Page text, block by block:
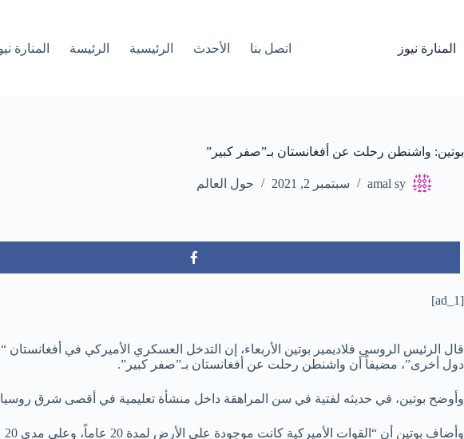
المنارة نيوز اتصل بنا الأحدث الرئيسية الرئیسة المنارة
بوتين: واشنطن رحلت عن أفغانستان بـ”صفر كبير”
amal sy سبتمبر 2, 2021 حول العالم
[ad_1]
قال الرئيس الروسي فلاديمير بوتين الأربعاء، إن التدخل العسكري الأميركي في
دول أخرى”، مضيفاً أن واشنطن رحلت عن أفغانستان بـ”صفر كبير”.
وأوضح بوتين، في حديثه لفتية في سن المراهقة داخل منشأة تعليمية في أقصى شرق روسيا،